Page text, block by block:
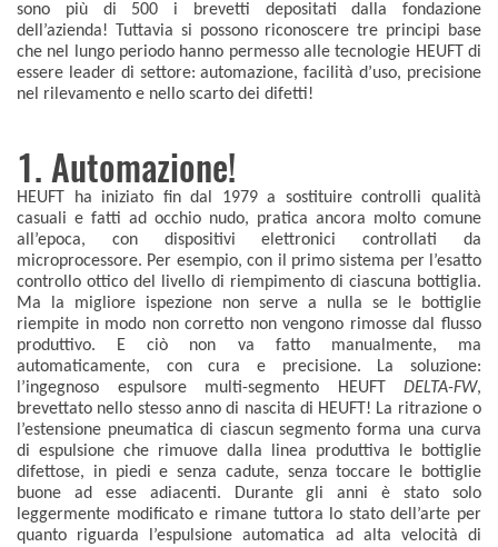
sono più di 500 i brevetti depositati dalla fondazione
dell’azienda! Tuttavia si possono riconoscere tre principi base
che nel lungo periodo hanno permesso alle tecnologie HEUFT di
essere leader di settore: automazione, facilità d’uso, precisione
nel rilevamento e nello scarto dei difetti!
1. Automazione!
HEUFT ha iniziato fin dal 1979 a sostituire controlli qualità
casuali e fatti ad occhio nudo, pratica ancora molto comune
all’epoca, con dispositivi elettronici controllati da
microprocessore. Per esempio, con il primo sistema per l’esatto
controllo ottico del livello di riempimento di ciascuna bottiglia.
Ma la migliore ispezione non serve a nulla se le bottiglie
riempite in modo non corretto non vengono rimosse dal flusso
produttivo. E ciò non va fatto manualmente, ma
automaticamente, con cura e precisione. La soluzione:
l’ingegnoso espulsore multi-segmento HEUFT DELTA-FW,
brevettato nello stesso anno di nascita di HEUFT! La ritrazione o
l’estensione pneumatica di ciascun segmento forma una curva
di espulsione che rimuove dalla linea produttiva le bottiglie
difettose, in piedi e senza cadute, senza toccare le bottiglie
buone ad esse adiacenti. Durante gli anni è stato solo
leggermente modificato e rimane tuttora lo stato dell’arte per
quanto riguarda l’espulsione automatica ad alta velocità di